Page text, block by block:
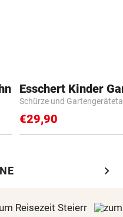
Schürze und
€29,90
chevron_right